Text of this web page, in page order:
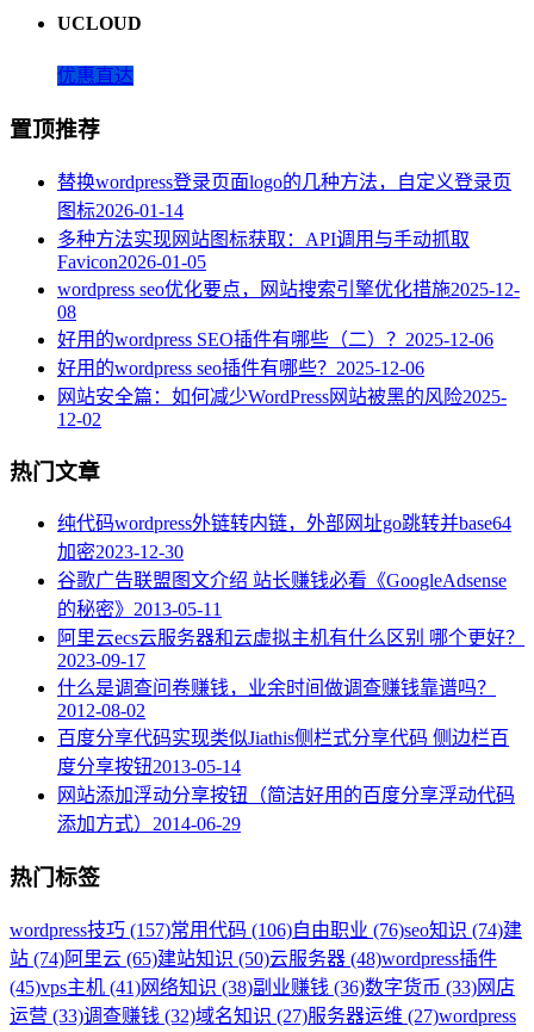
UCLOUD
优惠直达
置顶推荐
替换wordpress登录页面logo的几种方法，自定义登录页
图标2026-01-14
多种方法实现网站图标获取：API调用与手动抓取
Favicon2026-01-05
wordpress seo优化要点，网站搜索引擎优化措施2025-12-
08
好用的wordpress SEO插件有哪些（二）？ 2025-12-06
好用的wordpress seo插件有哪些？ 2025-12-06
网站安全篇：如何减少WordPress网站被黑的风险2025-
12-02
热门文章
纯代码wordpress外链转内链，外部网址go跳转并base64
加密2023-12-30
谷歌广告联盟图文介绍 站长赚钱必看《GoogleAdsense
的秘密》 2013-05-11
阿里云ecs云服务器和云虚拟主机有什么区别 哪个更好？
2023-09-17
什么是调查问卷赚钱，业余时间做调查赚钱靠谱吗？
2012-08-02
百度分享代码实现类似Jiathis侧栏式分享代码 侧边栏百
度分享按钮2013-05-14
网站添加浮动分享按钮（简洁好用的百度分享浮动代码
添加方式） 2014-06-29
热门标签
wordpress技巧 (157)常用代码 (106)自由职业 (76)seo知识 (74)建
站 (74)阿里云 (65)建站知识 (50)云服务器 (48)wordpress插件
(45)vps主机 (41)网络知识 (38)副业赚钱 (36)数字货币 (33)网店
运营 (33)调查赚钱 (32)域名知识 (27)服务器运维 (27)wordpress